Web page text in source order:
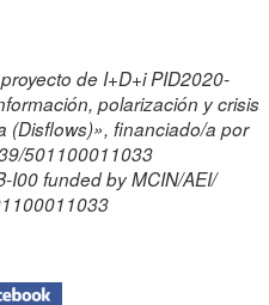
de I+D+i PID2020-
polarización y crisis
(Disflows)», financiado/a por
501100011033
I00 funded by MCIN/AEI/